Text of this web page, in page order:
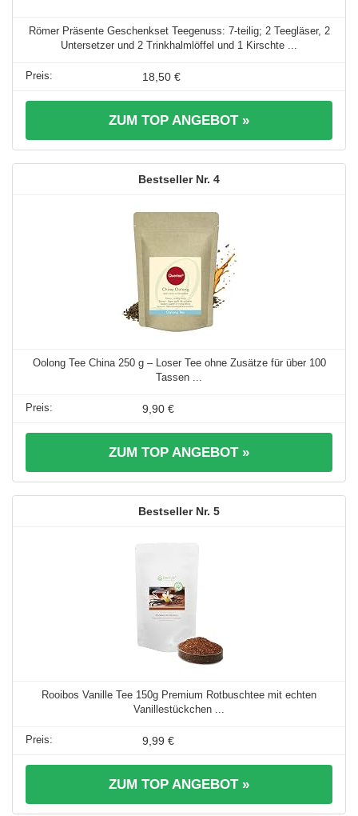
Römer Präsente Geschenkset Teegenuss: 7-teilig; 2 Teegläser, 2
Untersetzer und 2 Trinkhalmlöffel und 1 Kirschte ...
18,50 €
ZUM TOP ANGEBOT »
4
Oolong Tee China 250 g – Loser Tee ohne Zusätze für über 100
Tassen ...
9,90 €
ZUM TOP ANGEBOT »
5
Rooibos Vanille Tee 150g Premium Rotbuschtee mit echten
Vanillestückchen ...
9,99 €
ZUM TOP ANGEBOT »